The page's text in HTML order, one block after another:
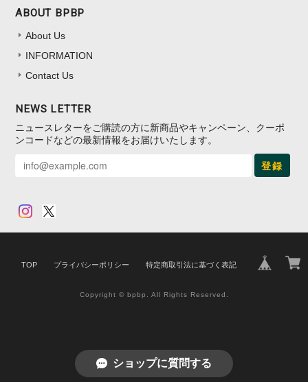
ABOUT BPBP
About Us
INFORMATION
Contact Us
NEWS LETTER
ニュースレターをご購読の方に新商品やキャンペーン、クーポ
ンコードなどの最新情報をお届けいたします。
登録
TOP プライバシーポリシー 特定商取引法に基づく表記
Copyright © bpbp. All Rights Reserved.
ショップに質問する